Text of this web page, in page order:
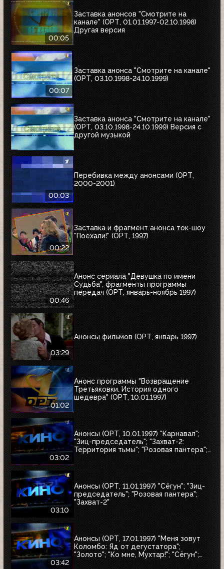
00:05
Заставка анонсов "Смотрите на
канале" (ОРТ, 01.01.1997-02.10.1998)
Другая версия
00:07
Заставка анонса "Смотрите на канале"
(ОРТ, 03.10.1998-24.10.1999)
Заставка анонса "Смотрите на канале"
(ОРТ, 03.10.1998-24.10.1999) Версия с
другой музыкой
00:03
Перебивка между анонсами (ОРТ,
2000-2001)
00:22
Заставка и фрагмент анонса ток-шоу
"Поехали!" (ОРТ, 1997)
00:46
Анонс сериала "Девушка по имени
Судьба", фрагменты программы
передач (ОРТ, январь-ноябрь 1997)
03:29
Анонсы фильмов (ОРТ, январь 1997)
01:02
Анонс программы "Возвращение
Третьяковки. История одного
шедевра" (ОРТ, 10.01.1997)
03:02
Анонсы (ОРТ, 10.01.1997) "Карнавал";
"Зиц-председатель"; "Захват-2:
Территория тьмы"; "Розовая пантера";
03:10
Анонсы (ОРТ, 11.01.1997) "Сёгун"; "Зиц-
председатель"; "Розовая пантера";
"Захват-2"
03:42
Анонсы (ОРТ, 17.01.1997) "Меня зовут
Коломбо: Яд от дегустатора";
"Золото"; "Ко мне, Мухтар!"; "Сёгун";